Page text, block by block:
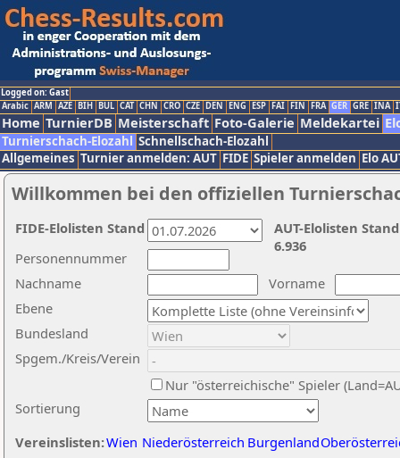
Logged on: Gast
Arabic ARM AZE BIH BUL CAT CHN CRO CZE DEN ENG ESP FAI FIN FRA GER GRE INA
Home TurnierDB Meisterschaft Foto-Galerie Meldekartei
Turnierschach-Elozahl Schnellschach-Elozahl
Allgemeines Turnier anmelden: AUT FIDE Spieler anmelden Elo
Willkommen bei den offiziellen
Nachname
Vorname
Ebene
Sortierung
Personennummer
Bundesland
Spgem./Kreis/Verein
Nur "österreichische" Spieler
Vereinslisten:Wien Niederösterreich Burgenland
AUT-Elolisten
6.936
FIDE-Elolisten Stand